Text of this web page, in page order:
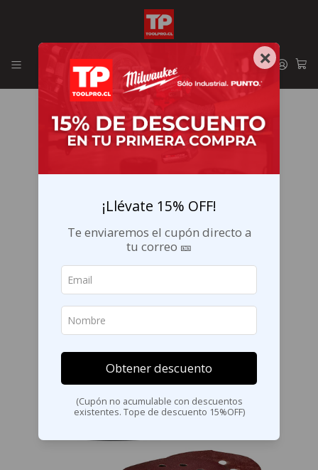
Envíos GRATIS en la RM por compras sobre $29.990
×
¡Llévate 15% OFF!
Te enviaremos el cupón directo a
tu correo 🎫
Obtener descuento
(Cupón no acumulable con descuentos
existentes. Tope de descuento 15%OFF)